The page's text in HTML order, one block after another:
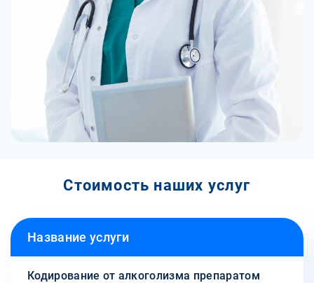
Стоимость наших услуг
Название услуги
Кодирование от алкоголизма препаратом